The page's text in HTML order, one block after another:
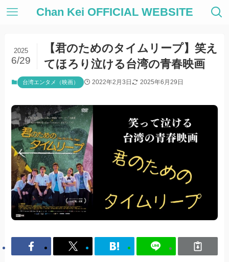
Chan Kei OFFICIAL WEBSITE
【君のためのタイムリープ】笑え
てほろり泣ける台湾の青春映画
2025
6/29
台湾エンタメ（映画） 2022年2月3日 2025年6月29日